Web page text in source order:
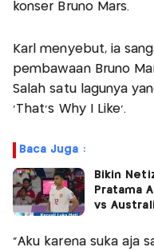
konser Bruno Mars.
Karl menyebut, ia
pembawaan Bruno
Salah satu lagunya
‘That’s Why I Like’.
Baca Juga :
Bikin
Pratama
vs
“Aku karena suka aja